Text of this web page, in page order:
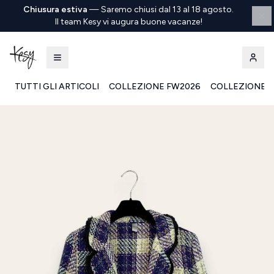
Chiusura estiva —Saremo chiusi dal 13 al 18 agosto.
Il team Kesy vi augura buone vacanze!
TUTTI GLI ARTICOLI COLLEZIONE FW2026 COLLEZIONE